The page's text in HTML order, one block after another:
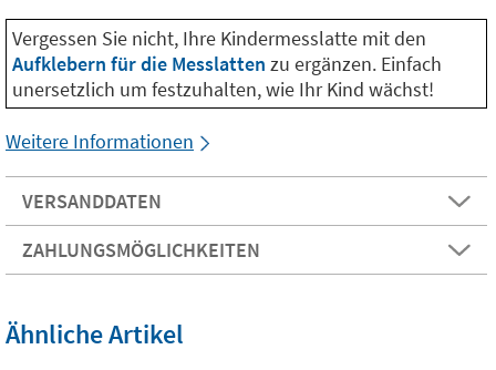
Vergessen Sie nicht, Ihre Kindermesslatte mit den
Aufklebern für die Messlatten zu ergänzen. Einfach
unersetzlich um festzuhalten, wie Ihr Kind wächst!
Weitere Informationen
VERSANDDATEN
ZAHLUNGSMÖGLICHKEITEN
Ähnliche Artikel